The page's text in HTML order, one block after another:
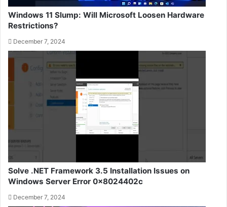
Windows 11 Slump: Will Microsoft Loosen Hardware
Restrictions?
December 7, 2024
Solve .NET Framework 3.5 Installation Issues on
Windows Server Error 0x8024402c
December 7, 2024